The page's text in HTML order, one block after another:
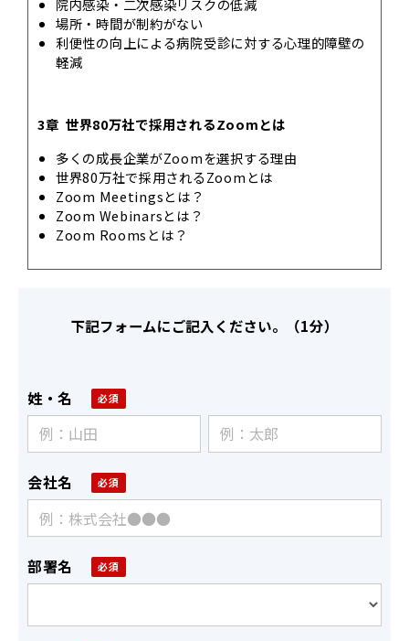
院内感染・二次感染リスクの低減
場所・時間が制約がない
利便性の向上による病院受診に対する心理的障壁の
軽減
3章 世界80万社で採用されるZoomとは
多くの成長企業がZoomを選択する理由
世界80万社で採用されるZoomとは
Zoom Meetingsとは？
Zoom Webinarsとは？
Zoom Roomsとは？
下記フォームにご記入ください。（1分）
姓・名
会社名
部署名